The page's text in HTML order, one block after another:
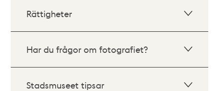
Rättigheter
Har du frågor om fotografiet?
Stadsmuseet tipsar